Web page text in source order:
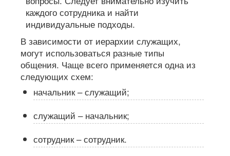
В зависимости от иерархии служащих,
могут использоваться разные типы
общения. Чаще всего применяется одна из
следующих схем:
начальник – служащий;
служащий – начальник;
сотрудник – сотрудник.